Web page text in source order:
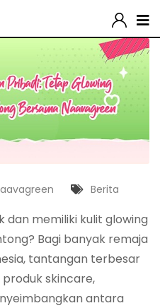
Berita
dan memiliki kulit glowing
Bagi banyak remaja
tantangan terbesar
skincare,
antara